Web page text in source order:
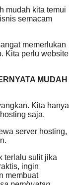
mudah kita temui
semacam
memerlukan
Kita perlu website
MUDAH
Kita hanya
saja.
server hosting,
terlalu sulit jika
ingin
membuat